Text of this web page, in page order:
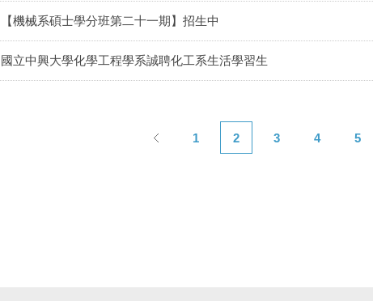
【機械系碩士學分班第二十一期】招生中
國立中興大學化學工程學系誠聘化工系生活學習生
1 2 3 4 5